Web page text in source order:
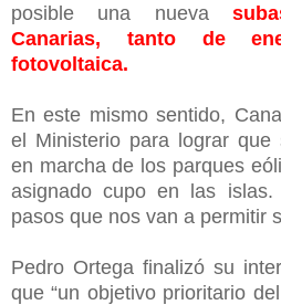
posible una nueva
Canarias, tanto de
fotovoltaica.
En este mismo sentido,
el Ministerio para lograr que
en marcha de los parques
asignado cupo en las islas.
pasos que nos van a permitir
Pedro Ortega finalizó su
que “un objetivo prioritario